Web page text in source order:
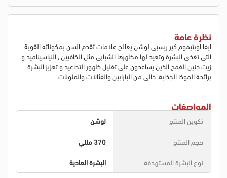
نظرة عامة
ايفا اوبتيموم كير ريسبى لوشن يعالج علامات تقدم السن بمكوناته القوية
التى تغذى البشرة وتعيد لها مظهرها الشبابى مثل الكافيين , النياسيناميد و
زيت جنين القمح الذين يساعدون على تقليل ظهور التجاعيد و تعزيز البشرة
برائحة الموكا الجذابة. خالى من البارابين والفثالات والملونات
المواصفات
تكوين المنتج
لوشن
حجم المنتج
370 مللي
نوع البشرة المستهدفة
البشرة العادية